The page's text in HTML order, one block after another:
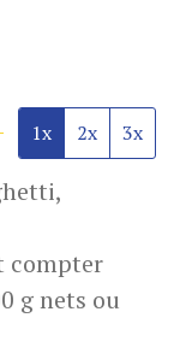
1x 2x 3x
compter
g nets ou